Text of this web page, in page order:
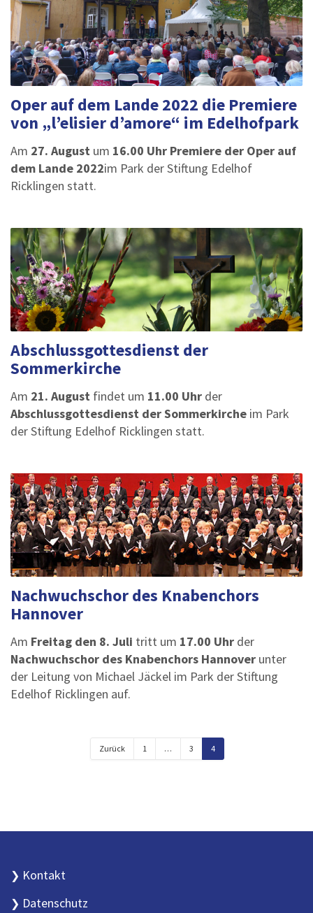
Oper auf dem Lande 2022 die Premiere
von „l’elisier d’amore“ im Edelhofpark
Am 27. August um 16.00 Uhr Premiere der Oper auf
dem Lande 2022im Park der Stiftung Edelhof
Ricklingen statt.
Abschlussgottesdienst der
Sommerkirche
Am 21. August findet um 11.00 Uhr der
Abschlussgottesdienst der Sommerkirche im Park
der Stiftung Edelhof Ricklingen statt.
Nachwuchschor des Knabenchors
Hannover
Am Freitag den 8. Juli tritt um 17.00 Uhr der
Nachwuchschor des Knabenchors Hannover unter
der Leitung von Michael Jäckel im Park der Stiftung
Edelhof Ricklingen auf.
Zurück 1 … 3 4
Kontakt
Datenschutz